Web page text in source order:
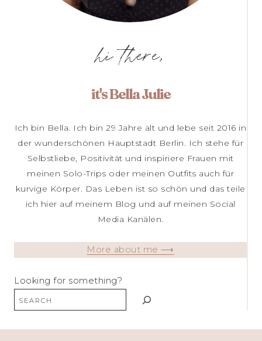
hi there,
it's Bella Julie
Ich bin Bella. Ich bin 29 Jahre alt und lebe seit 2016 in
der wunderschönen Hauptstadt Berlin. Ich stehe für
Selbstliebe, Positivität und inspiriere Frauen mit
meinen Solo-Trips oder meinen Outfits auch für
kurvige Körper. Das Leben ist so schön und das teile
ich hier auf meinem Blog und auf meinen Social
Media Kanälen.
More about me ⟶
Looking for something?